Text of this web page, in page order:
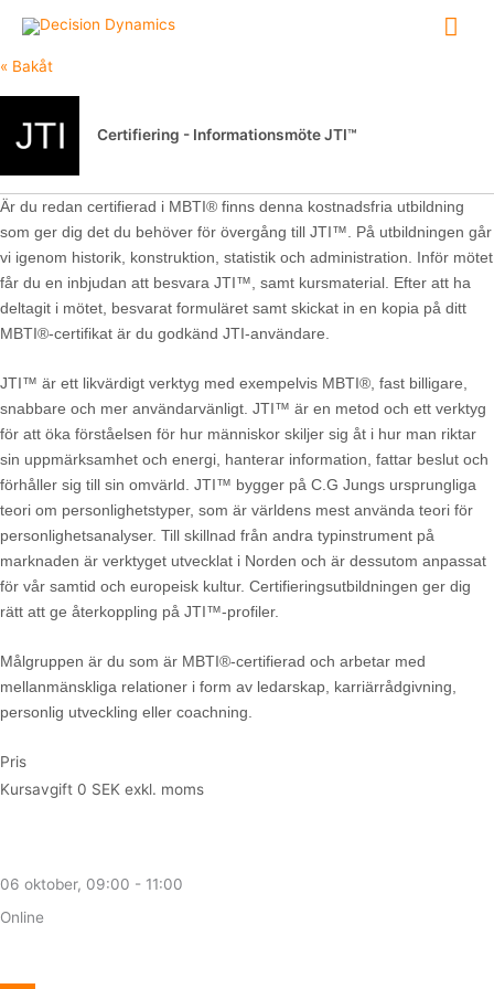
innehåll
« Bakåt
Certifiering - Informationsmöte JTI™
Är du redan certifierad i MBTI® finns denna kostnadsfria utbildning
som ger dig det du behöver för övergång till JTI™. På utbildningen går
vi igenom historik, konstruktion, statistik och administration. Inför mötet
får du en inbjudan att besvara JTI™, samt kursmaterial. Efter att ha
deltagit i mötet, besvarat formuläret samt skickat in en kopia på ditt
MBTI®-certifikat är du godkänd JTI-användare.
JTI™ är ett likvärdigt verktyg med exempelvis MBTI®, fast billigare,
snabbare och mer användarvänligt. JTI™ är en metod och ett verktyg
för att öka förståelsen för hur människor skiljer sig åt i hur man riktar
sin uppmärksamhet och energi, hanterar information, fattar beslut och
förhåller sig till sin omvärld. JTI™ bygger på C.G Jungs ursprungliga
teori om personlighetstyper, som är världens mest använda teori för
personlighetsanalyser. Till skillnad från andra typinstrument på
marknaden är verktyget utvecklat i Norden och är dessutom anpassat
för vår samtid och europeisk kultur. Certifieringsutbildningen ger dig
rätt att ge återkoppling på JTI™-profiler.
Målgruppen är du som är MBTI®-certifierad och arbetar med
mellanmänskliga relationer i form av ledarskap, karriärrådgivning,
personlig utveckling eller coachning.
Pris
Kursavgift 0 SEK exkl. moms
06 oktober, 09:00 - 11:00
Online